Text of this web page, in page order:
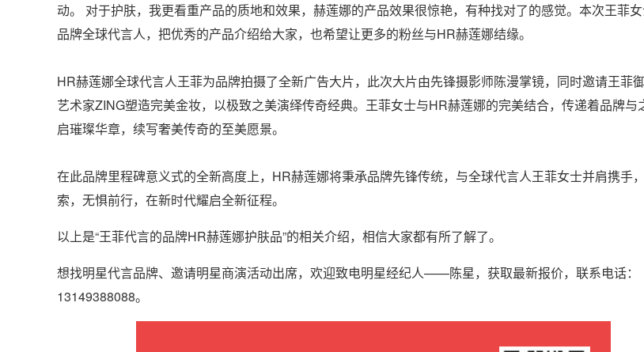
动。 对于护肤，我更看重产品的质地和效果，赫莲娜的产品效果很惊艳，有种找对了的感觉。本次王菲
品牌全球代言人，把优秀的产品介绍给大家，也希望让更多的粉丝与HR赫莲娜结缘。
HR赫莲娜全球代言人王菲为品牌拍摄了全新广告大片，此次大片由先锋摄影师陈漫掌镜，同时邀请王菲
艺术家ZING塑造完美金妆，以极致之美演绎传奇经典。王菲女士与HR赫莲娜的完美结合，传递着品牌与
启璀璨华章，续写奢美传奇的至美愿景。
在此品牌里程碑意义式的全新高度上，HR赫莲娜将秉承品牌先锋传统，与全球代言人王菲女士并肩携手
索，无惧前行，在新时代耀启全新征程。
以上是“王菲代言的品牌HR赫莲娜护肤品”的相关介绍，相信大家都有所了解了。
想找明星代言品牌、邀请明星商演活动出席，欢迎致电明星经纪人——陈星，获取最新报价，联系电话：
13149388088。